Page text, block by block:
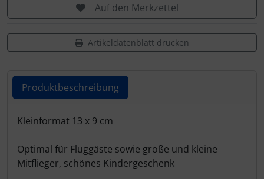
Auf den Merkzettel
Artikeldatenblatt drucken
Produktbeschreibung
Produktbeschreibung
Kleinformat 13 x 9 cm
Optimal für Fluggäste sowie große und kleine
Mitflieger, schönes Kindergeschenk
Schläuche, Verbinder....
Schrauben, Muttern & Co.
Schutz und Pflege
Transponder